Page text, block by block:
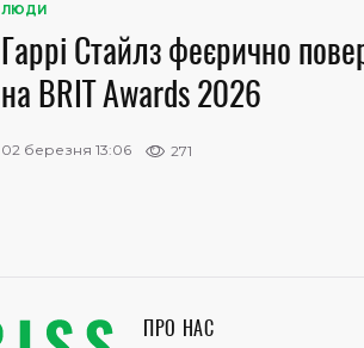
ЛЮДИ
Гаррі Стайлз феєрично
на BRIT Awards 2026
02 березня 13:06 271
ПРО НАС